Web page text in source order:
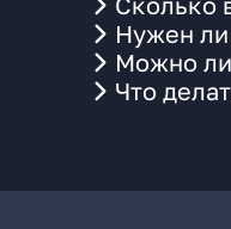
Нужен ли
Можно ли
Что